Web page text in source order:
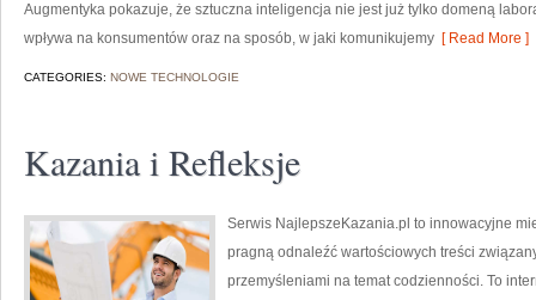
Augmentyka pokazuje, że sztuczna inteligencja nie jest już tylko domeną
wpływa na konsumentów oraz na sposób, w jaki komunikujemy [ Read More ]
CATEGORIES: NOWE TECHNOLOGIE
Kazania i Refleksje
Serwis NajlepszeKazania.pl to innowacyjne
pragną odnaleźć wartościowych treści
przemyśleniami na temat codzienności. To